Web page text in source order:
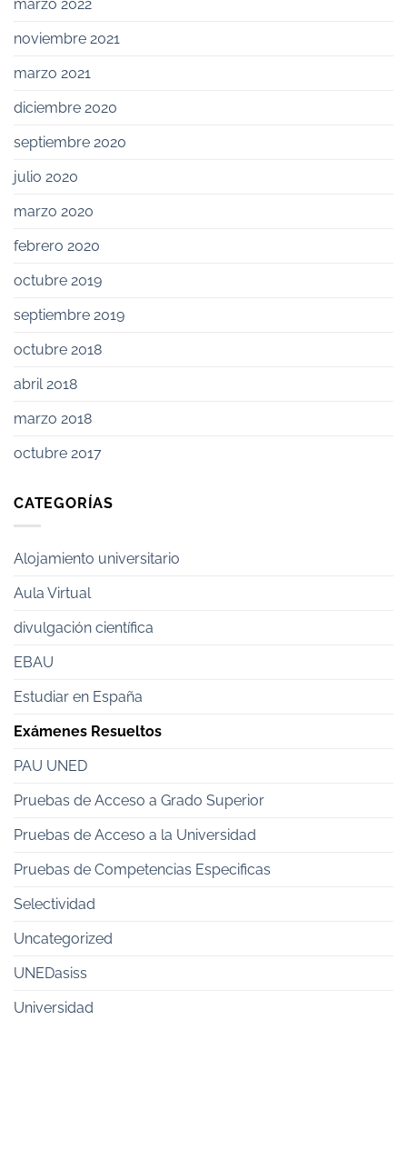
marzo 2022
noviembre 2021
marzo 2021
diciembre 2020
septiembre 2020
julio 2020
marzo 2020
febrero 2020
octubre 2019
septiembre 2019
octubre 2018
abril 2018
marzo 2018
octubre 2017
CATEGORÍAS
Alojamiento universitario
Aula Virtual
divulgación científica
EBAU
Estudiar en España
Exámenes Resueltos
PAU UNED
Pruebas de Acceso a Grado Superior
Pruebas de Acceso a la Universidad
Pruebas de Competencias Especificas
Selectividad
Uncategorized
UNEDasiss
Universidad